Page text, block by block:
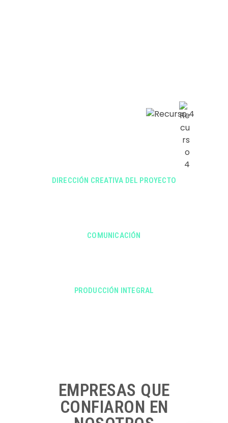
DIRECCIÓN CREATIVA DEL PROYECTO
COMUNICACIÓN
PRODUCCIÓN INTEGRAL
EMPRESAS QUE
CONFIARON EN